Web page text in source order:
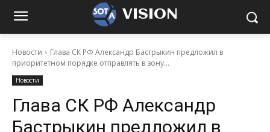
VISION
Новости
Глава СК РФ Александр Бастрыкин предложил в
приоритетном порядке отправлять в зону...
Новости
Глава СК РФ Александр
Бастрыкин предложил в